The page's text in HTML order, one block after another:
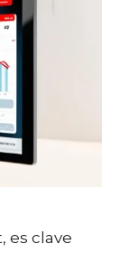
es clave